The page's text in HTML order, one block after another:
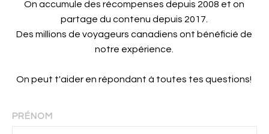
On accumule des récompenses depuis 2008 et on
partage du contenu depuis 2017.
Des millions de voyageurs canadiens ont bénéficié de
notre expérience.
On peut t'aider en répondant à toutes tes questions!
PRÉNOM